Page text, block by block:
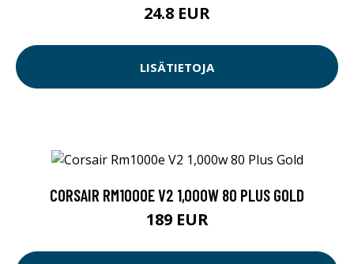
24.8 EUR
LISÄTIETOJA
CORSAIR RM1000E V2 1,000W 80 PLUS GOLD
189 EUR